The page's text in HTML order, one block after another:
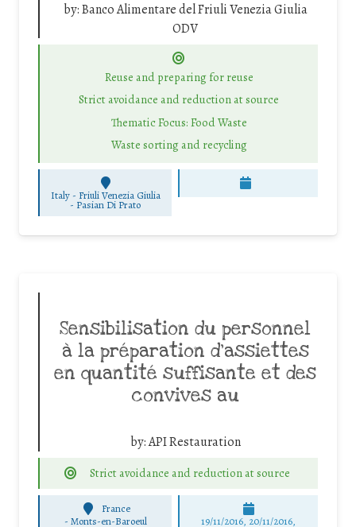
by:Banco Alimentare del Friuli Venezia Giulia
ODV
Reuse and preparing for reuse
Strict avoidance and reduction at source
Thematic Focus: Food Waste
Waste sorting and recycling
Italy - Friuli Venezia Giulia
- Pasian Di Prato
Sensibilisation du personnel
à la préparation d’assiettes
en quantité suffisante et des
convives au
by:API Restauration
Strict avoidance and reduction at source
France
- Monts-en-Baroeul 19/11/2016, 20/11/2016,